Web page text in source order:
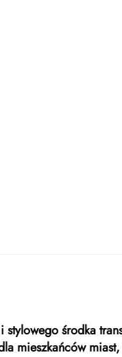
środka
mieszkańców